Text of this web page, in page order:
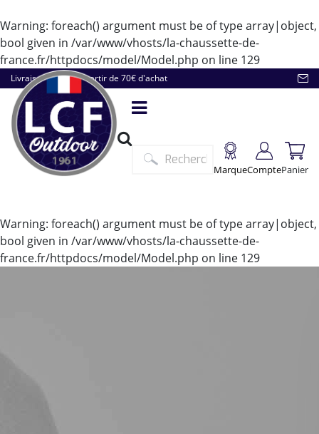
Warning: foreach() argument must be of type array|object,
bool given in /var/www/vhosts/la-chaussette-de-
france.fr/httpdocs/model/Model.php on line 129
Livraison offerte à partir de 70€ d'achat
MarqueComptePanier
Warning: foreach() argument must be of type array|object,
bool given in /var/www/vhosts/la-chaussette-de-
france.fr/httpdocs/model/Model.php on line 129